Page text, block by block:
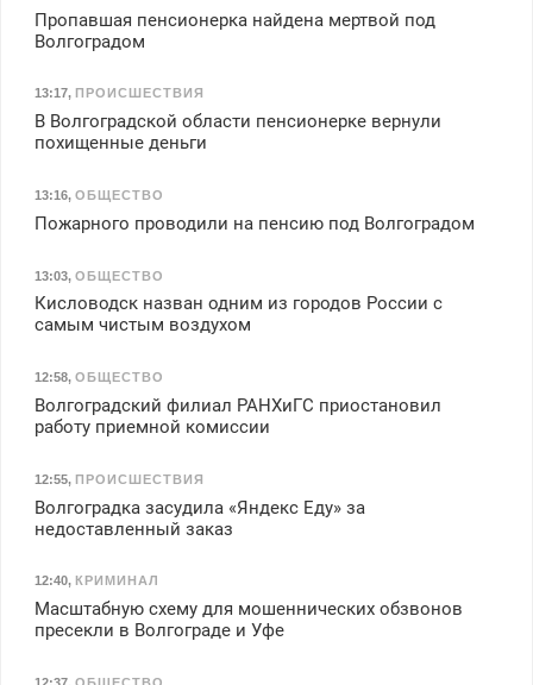
Пропавшая пенсионерка найдена мертвой под
Волгоградом
13:17, ПРОИСШЕСТВИЯ
В Волгоградской области пенсионерке вернули
похищенные деньги
13:16, ОБЩЕСТВО
Пожарного проводили на пенсию под Волгоградом
13:03, ОБЩЕСТВО
Кисловодск назван одним из городов России с
самым чистым воздухом
12:58, ОБЩЕСТВО
Волгоградский филиал РАНХиГС приостановил
работу приемной комиссии
12:55, ПРОИСШЕСТВИЯ
Волгоградка засудила «Яндекс Еду» за
недоставленный заказ
12:40, КРИМИНАЛ
Масштабную схему для мошеннических обзвонов
пресекли в Волгограде и Уфе